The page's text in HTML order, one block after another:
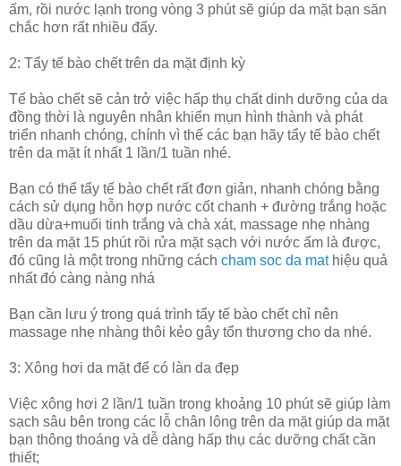
ấm, rồi nước lạnh trong vòng 3 phút sẽ giúp da mặt bạn săn
chắc hơn rất nhiều đấy.
2: Tẩy tế bào chết trên da mặt định kỳ
Tế bào chết sẽ cản trở việc hấp thụ chất dinh dưỡng của da
đồng thời là nguyên nhân khiến mụn hình thành và phát
triển nhanh chóng, chính vì thế các bạn hãy tẩy tế bào chết
trên da mặt ít nhất 1 lần/1 tuần nhé.
Bạn có thể tẩy tế bào chết rất đơn giản, nhanh chóng bằng
cách sử dụng hỗn hợp nước cốt chanh + đường trắng hoặc
dầu dừa+muối tinh trắng và chà xát, massage nhẹ nhàng
trên da mặt 15 phút rồi rửa mặt sạch với nước ấm là được,
đó cũng là một trong những cách cham soc da mathiệu quả
nhất đó càng nàng nhá
Bạn cần lưu ý trong quá trình tẩy tế bào chết chỉ nên
massage nhẹ nhàng thôi kẻo gây tổn thương cho da nhé.
3: Xông hơi da mặt để có làn da đẹp
Việc xông hơi 2 lần/1 tuần trong khoảng 10 phút sẽ giúp làm
sạch sâu bên trong các lỗ chân lông trên da mặt giúp da mặt
bạn thông thoáng và dễ dàng hấp thụ các dưỡng chất cần
thiết;